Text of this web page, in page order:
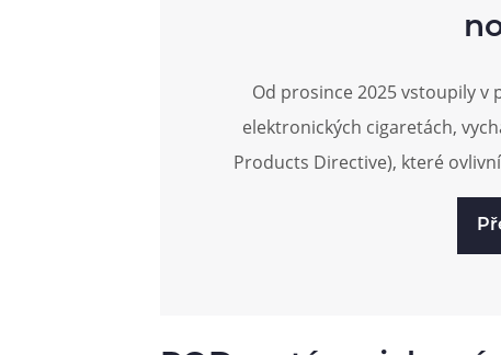
Od prosince 2025 vstoupily v
elektronických cigaretách,
Products Directive), které